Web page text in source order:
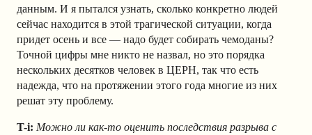
данным. И я пытался узнать, сколько конкретно людей
сейчас находится в этой трагической ситуации, когда
придет осень и все — надо будет собирать чемоданы?
Точной цифры мне никто не назвал, но это порядка
нескольких десятков человек в ЦЕРН, так что есть
надежда, что на протяжении этого года многие из них
решат эту проблему.
T-i: Можно ли как-то оценить последствия разрыва с